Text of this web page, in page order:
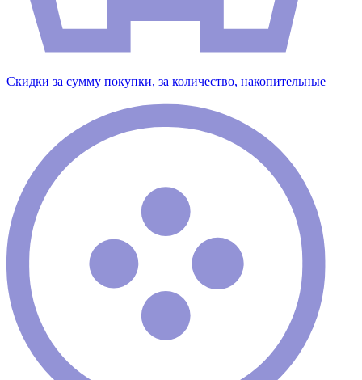
Скидки за сумму покупки, за количество, накопительные